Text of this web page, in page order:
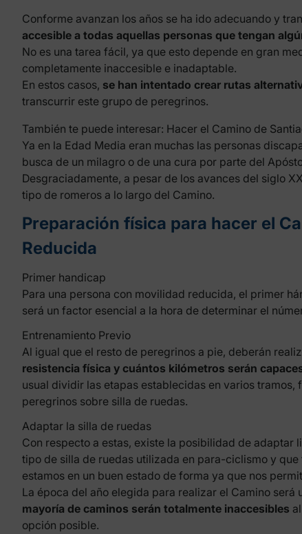
Conforme avanzan los años se ha ido adecuando y
accesible a todas aquellas personas que tengan
No es una tarea fácil, ya que esto depende en gran
completamente inaccesible e inadaptable.
En estos casos, se han intentado crear rutas
transcurrir este grupo de peregrinos.
También te puede interesar: Hacer el Camino de
Ya en la Edad Media eran muchas las personas
busca de un milagro o de una cura por parte del
Desgraciadamente, a pesar de los avances del siglo
tipo de romeros a lo largo del Camino.
Preparación física para hacer el
Reducida
Primer handicap
Para una persona con movilidad reducida, el primer
será un factor esencial a la hora de determinar el
Entrenamiento Previo
Al igual que el resto de peregrinos a pie, deberán
resistencia física y cuántos kilómetros serán
usual dividir las etapas establecidas en varios
peregrinos sobre silla de ruedas.
Adaptar la silla de ruedas
Con respecto a estas, existe la posibilidad de adaptar
tipo de silla de ruedas utilizada en para-ciclismo y
estamos en un buen estado de forma ya que nos
La época del año elegida para realizar el Camino será
mayoría de caminos serán totalmente inaccesibles
opción posible.